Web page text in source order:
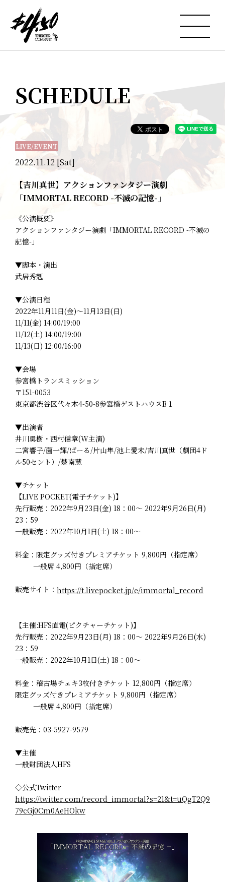
SCHEDULE
2022.11.12 [Sat]
LIVE/EVENT
【吉川真世】アクションファンタジー演劇
「IMMORTAL RECORD -不滅の記憶-」
《公演概要》
アクションファンタジー演劇「IMMORTAL RECORD -不滅の
記憶-」
▼脚本・演出
武居秀剋
▼公演日程
2022年11月11日(金)～11月13日(日)
11/11(金) 14:00/19:00
11/12(土) 14:00/19:00
11/13(日) 12:00/16:00
▼会場
参宮橋トランスミッション
〒151-0053
東京都渋谷区代々木4-50-8参宮橋ゲストハウスB１
▼出演者
井川勇樹・西村信章(W主演)
二宮響子/薗一輝/ぱーる/片山隼/池上愛未/吉川真世（劇団4ド
ル50セント）/楚南慧
▼チケット
【LIVE POCKET(電子チケット)】
先行販売：2022年9月23日(金) 18：00～ 2022年9月26日(月)
23：59
一般販売：2022年10月1日(土) 18：00～
料金：限定グッズ付きプレミアチケット 9,800円（指定席）
一般席 4,800円（指定席）
販売サイト： https://t.livepocket.jp/e/immortal_record
【主催:HFS直電(ピクチャーチケット)】
先行販売：2022年9月23日(月) 18：00～ 2022年9月26日(水)
23：59
一般販売：2022年10月1日(土) 18：00～
料金：稽古場チェキ3枚付きチケット 12,800円（指定席）
限定グッズ付きプレミアチケット 9,800円（指定席）
一般席 4,800円（指定席）
販売先：03-5927-9579
▼主催
一般財団法人HFS
◇公式Twitter
https://twitter.com/record_immortal?s=21&t=uQgT2Q9
79cGj0Cm0AeHOkw